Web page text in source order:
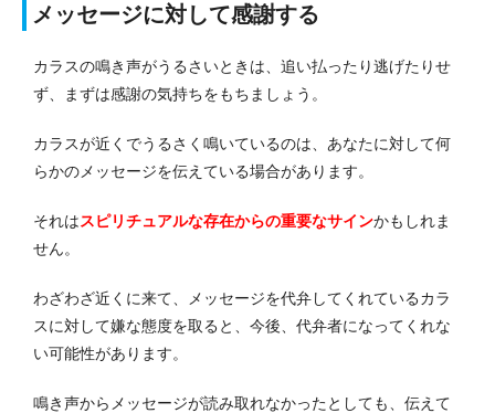
メッセージに対して感謝する
カラスの鳴き声がうるさいときは、追い払ったり逃げたりせ
ず、まずは感謝の気持ちをもちましょう。
カラスが近くでうるさく鳴いているのは、あなたに対して何
らかのメッセージを伝えている場合があります。
それはスピリチュアルな存在からの重要なサインかもしれま
せん。
わざわざ近くに来て、メッセージを代弁してくれているカラ
スに対して嫌な態度を取ると、今後、代弁者になってくれな
い可能性があります。
鳴き声からメッセージが読み取れなかったとしても、伝えて